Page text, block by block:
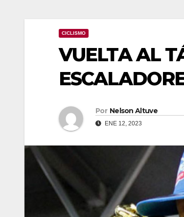
CICLISMO
VUELTA AL
Por Nelson Altuve
ENE 12, 2023